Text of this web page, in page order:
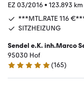
EZ 03/2016• 123.893 km
***MTL.RATE 116
SITZHEIZUNG
Sendel e.K. inh.Marco
95030 Hof
4.8 Sterne
(165)